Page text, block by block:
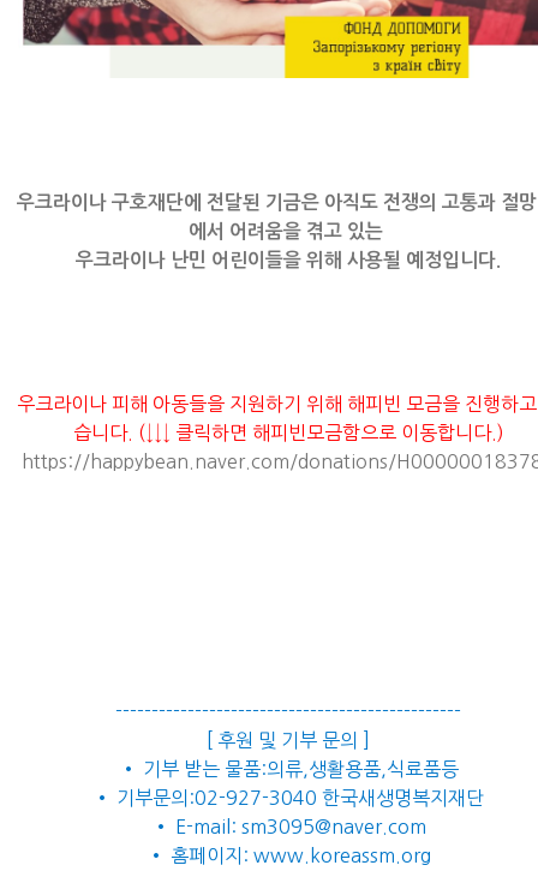
우크라이나 구호재단에 전달된 기금은 아직도 전쟁의 고통과 절
에서 어려움을 겪고 있는
우크라이나 난민 어린이들을 위해 사용될 예정입니다.
우크라이나 피해 아동들을 지원하기 위해 해피빈 모금을 진행하
습니다. (↓↓↓ 클릭하면 해피빈모금함으로 이동합니다.)
https://happybean.naver.com/donations/
------------------------------------------------
[ 후원 및 기부 문의 ]
• 기부 받는 물품:의류,생활용품,식료품등
• 기부문의:02-927-3040 한국새생명복지재단
• E-mail: sm3095@naver.com
• 홈페이지: www.koreassm.org